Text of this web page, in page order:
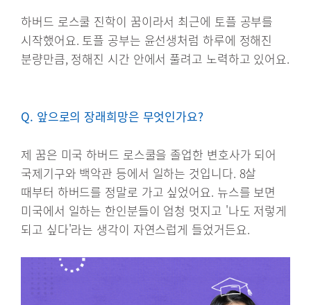
하버드 로스쿨 진학이 꿈이라서 최근에 토플 공부를
시작했어요. 토플 공부는 윤선생처럼 하루에 정해진
분량만큼, 정해진 시간 안에서 풀려고 노력하고 있어요.
Q. 앞으로의 장래희망은 무엇인가요?
제 꿈은 미국 하버드 로스쿨을 졸업한 변호사가 되어
국제기구와 백악관 등에서 일하는 것입니다. 8살
때부터 하버드를 정말로 가고 싶었어요. 뉴스를 보면
미국에서 일하는 한인분들이 엄청 멋지고 '나도 저렇게
되고 싶다'라는 생각이 자연스럽게 들었거든요.